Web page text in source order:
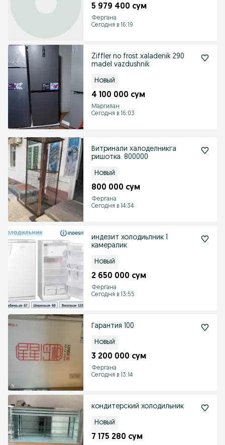
5 979 400 сум
Фергана
Сегодня в 16:19
Ziffler no frost xaladenik 290
madel vazdushnik
Новый
4 100 000 сум
Маргилан
Сегодня в 16:03
Витринали халоделникга
ришотка. 800000
Новый
800 000 сум
Фергана
Сегодня в 14:34
индезит холодиьлник 1
камералик
Новый
2 650 000 сум
Фергана
Сегодня в 13:55
Гарантия 100
Новый
3 200 000 сум
Фергана
Сегодня в 13:14
кондитерский холодильник
Новый
7 175 280 сум